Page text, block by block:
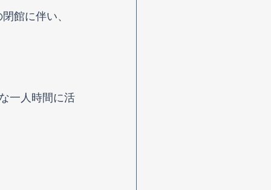
館に伴い、
一人時間に活